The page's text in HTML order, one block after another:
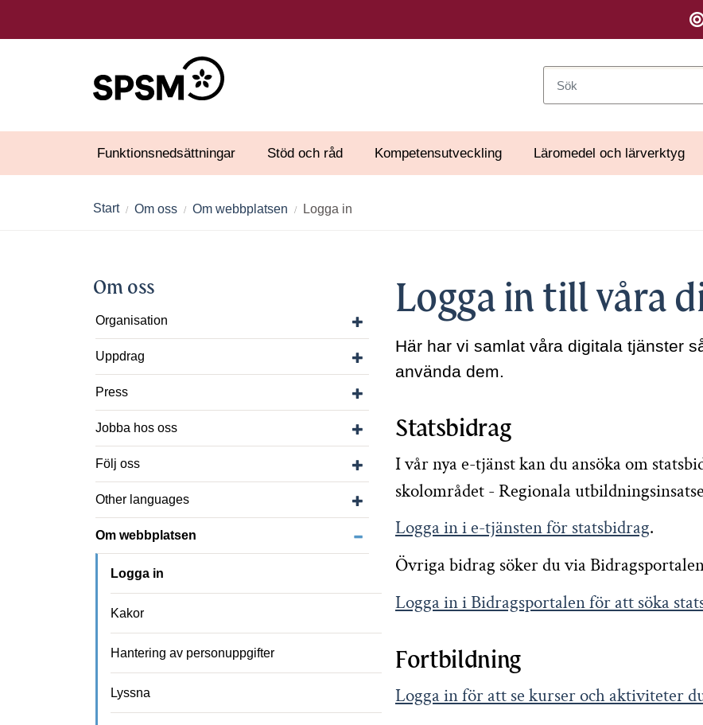
Funktionsnedsättningar Stöd och råd Kompetensutveckling Läromedel och lärverktyg
Start Om oss Om webbplatsen Logga in
Om oss
Organisation
Visa/dölj undersidor till Organisation
Uppdrag
Visa/dölj undersidor till Uppdrag
Press
Jobba hos oss
Visa/dölj undersidor till Jobba hos oss
Följ oss
Visa/dölj undersidor till Följ oss
Other languages
Visa/dölj undersidor till Other languages
Om webbplatsen
Visa/dölj undersidor till Om webbplatsen
Logga in
Kakor
Hantering av personuppgifter
Lyssna
Logga in till våra
Här har vi samlat våra digitala tjänster
använda dem.
Statsbidrag
I vår nya e-tjänst kan du ansöka om
skolområdet - Regionala
Logga in i e-tjänsten för statsbidrag.
Övriga bidrag söker du via
Logga in i Bidragsportalen för att söka
Fortbildning
Logga in för att se kurser och aktiviteter